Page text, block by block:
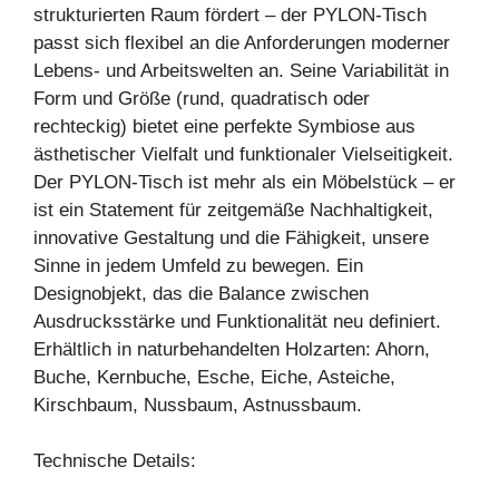
strukturierten Raum fördert – der PYLON-Tisch
passt sich flexibel an die Anforderungen moderner
Lebens- und Arbeitswelten an. Seine Variabilität in
Form und Größe (rund, quadratisch oder
rechteckig) bietet eine perfekte Symbiose aus
ästhetischer Vielfalt und funktionaler Vielseitigkeit.
Der PYLON-Tisch ist mehr als ein Möbelstück – er
ist ein Statement für zeitgemäße Nachhaltigkeit,
innovative Gestaltung und die Fähigkeit, unsere
Sinne in jedem Umfeld zu bewegen. Ein
Designobjekt, das die Balance zwischen
Ausdrucksstärke und Funktionalität neu definiert.
Erhältlich in naturbehandelten Holzarten: Ahorn,
Buche, Kernbuche, Esche, Eiche, Asteiche,
Kirschbaum, Nussbaum, Astnussbaum.
Technische Details: